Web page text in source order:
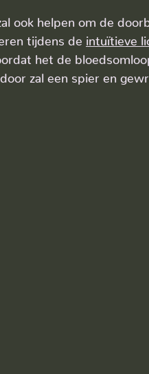
ook helpen om de
tijdens de intuïtieve
het de
zal een spier en